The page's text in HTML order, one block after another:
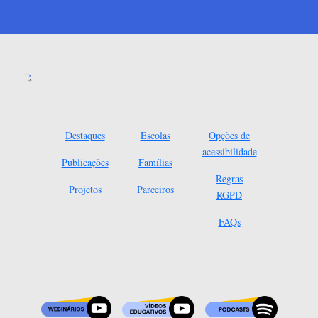
Destaques
Publicações
Projetos
Escolas
Famílias
Parceiros
Opções de
acessibilidade
Regras
RGPD
FAQs